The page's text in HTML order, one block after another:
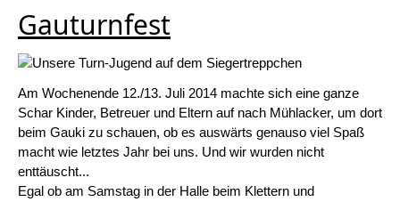
Gauturnfest
Am Wochenende 12./13. Juli 2014 machte sich eine ganze
Schar Kinder, Betreuer und Eltern auf nach Mühlacker, um dort
beim Gauki zu schauen, ob es auswärts genauso viel Spaß
macht wie letztes Jahr bei uns. Und wir wurden nicht
enttäuscht...
Egal ob am Samstag in der Halle beim Klettern und